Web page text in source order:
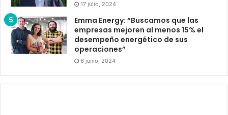
17 julio, 2024
Emma Energy: “Buscamos que las
empresas mejoren al menos 15% el
desempeño energético de sus
operaciones”
6 junio, 2024